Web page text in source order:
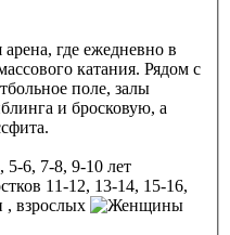
где ежедневно в
катания. Рядом с
поле, залы
и бросковую, а
5-6, 7-8, 9-10 лет
11-12, 13-14, 15-16,
, взрослых